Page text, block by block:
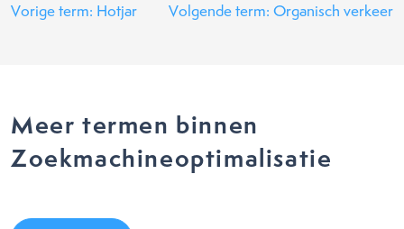
Vorige term: Hotjar Volgende term: Organisch verkeer
Meer termen binnen
Zoekmachineoptimalisatie